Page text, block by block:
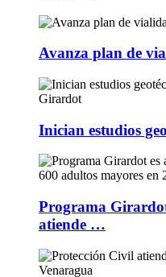
Avanza plan de
Inician estudios
Programa
atiende …